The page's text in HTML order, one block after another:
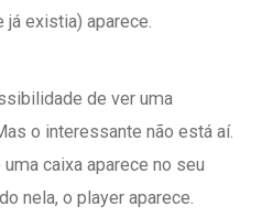
já existia) aparece.
de ver uma
o interessante não está aí.
uma caixa aparece no seu
nela, o player aparece.